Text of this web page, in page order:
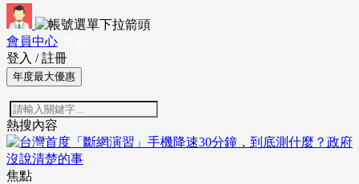
會員中心
登入 / 註冊
年度最大優惠
熱搜內容
焦點